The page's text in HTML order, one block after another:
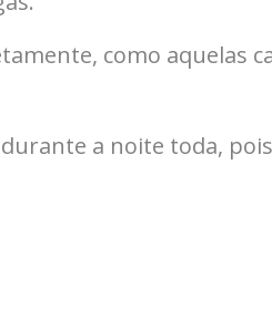
como aquelas
a noite toda,